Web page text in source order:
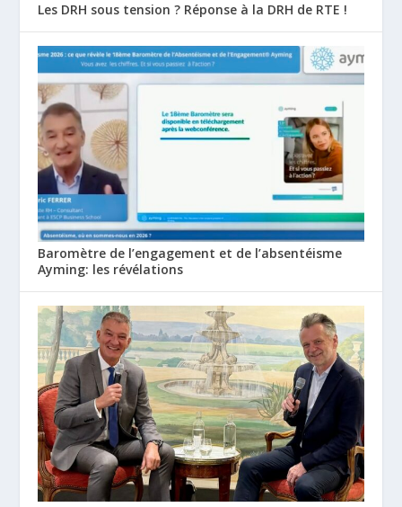
Les DRH sous tension ? Réponse à la DRH de RTE !
Baromètre de l’engagement et de l’absentéisme
Ayming: les révélations